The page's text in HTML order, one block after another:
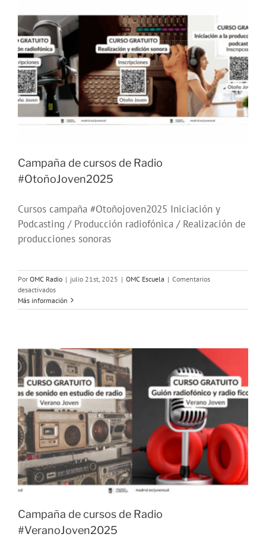
Campaña de cursos de Radio
#OtoñoJoven2025
Cursos campaña #Otoñojoven2025 Iniciación y
Podcasting / Producción radiofónica / Realización de
producciones sonoras
Por OMC Radio | julio 21st, 2025 | OMC Escuela | Comentarios
desactivadosen
Campaña
de
#OtoñoJoven2025
Más información
Campaña de cursos de Radio
#VeranoJoven2025